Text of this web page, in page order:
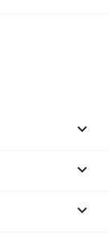


keyboard_arrow_down